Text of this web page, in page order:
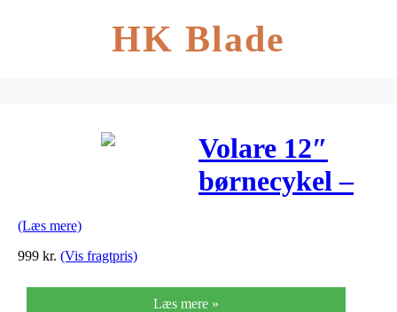
HK Blade
Volare 12″
børnecykel –
(Læs mere)
999 kr. (Vis fragtpris)
Læs mere »